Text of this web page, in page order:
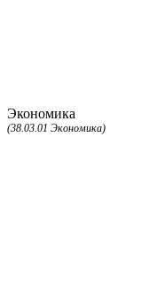
Экономика
(38.03.01 Экономика)